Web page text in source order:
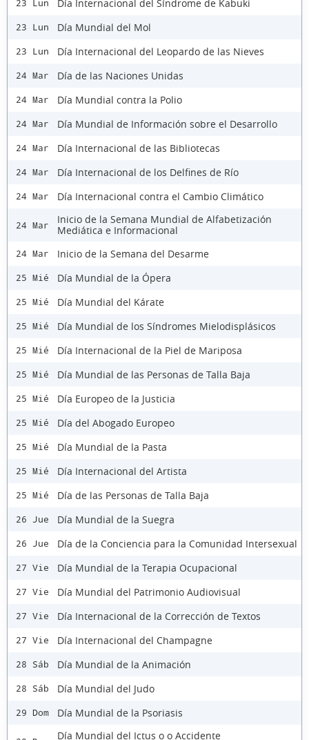
23 Lun Día Internacional del Síndrome de Kabuki
23 Lun Día Mundial del Mol
23 Lun Día Internacional del Leopardo de las Nieves
24 Mar Día de las Naciones Unidas
24 Mar Día Mundial contra la Polio
24 Mar Día Mundial de Información sobre el Desarrollo
24 Mar Día Internacional de las Bibliotecas
24 Mar Día Internacional de los Delfines de Río
24 Mar Día Internacional contra el Cambio Climático
24 Mar
Inicio de la Semana Mundial de Alfabetización
Mediática e Informacional
24 Mar Inicio de la Semana del Desarme
25 Mié Día Mundial de la Ópera
25 Mié Día Mundial del Kárate
25 Mié Día Mundial de los Síndromes Mielodisplásicos
25 Mié Día Internacional de la Piel de Mariposa
25 Mié Día Mundial de las Personas de Talla Baja
25 Mié Día Europeo de la Justicia
25 Mié Día del Abogado Europeo
25 Mié Día Mundial de la Pasta
25 Mié Día Internacional del Artista
25 Mié Día de las Personas de Talla Baja
26 Jue Día Mundial de la Suegra
26 Jue Día de la Conciencia para la Comunidad Intersexual
27 Vie Día Mundial de la Terapia Ocupacional
27 Vie Día Mundial del Patrimonio Audiovisual
27 Vie Día Internacional de la Corrección de Textos
27 Vie Día Internacional del Champagne
28 Sáb Día Mundial de la Animación
28 Sáb Día Mundial del Judo
29 Dom Día Mundial de la Psoriasis
Día Mundial del Ictus o o Accidente